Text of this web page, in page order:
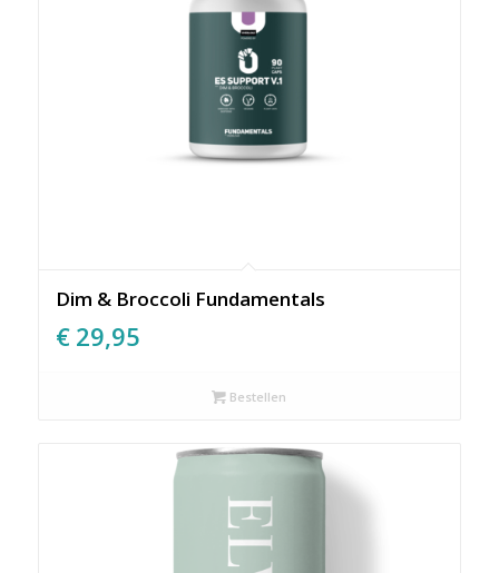
Dim & Broccoli Fundamentals
€ 29,95
Bestellen